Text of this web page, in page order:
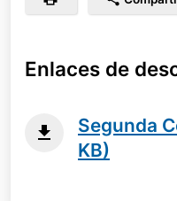
Enlaces de
Segunda
KB)